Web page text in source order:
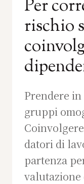
Per
rischio
Prendere
gruppi
datori di
partenza
valutazione